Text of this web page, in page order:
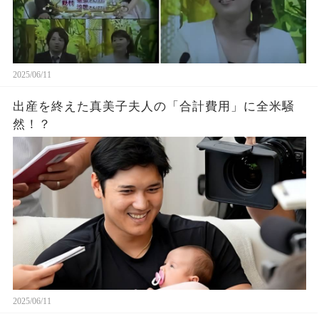
2025/06/11
出産を終えた真美子夫人の「合計費用」に全米騒
然！？
2025/06/11